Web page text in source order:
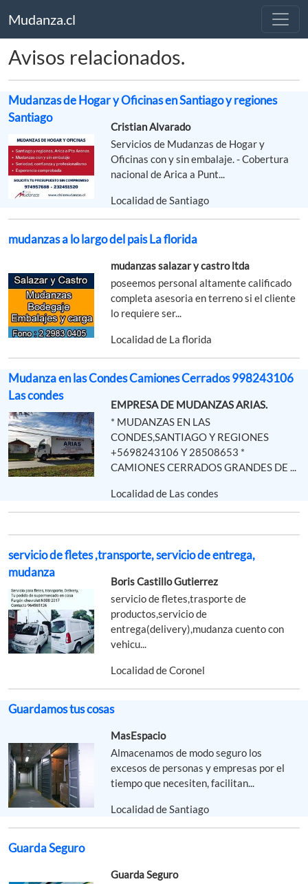
Mudanza.cl
Avisos relacionados.
Mudanzas de Hogar y Oficinas en Santiago y regiones
Santiago
Cristian Alvarado
Servicios de Mudanzas de Hogar y
Oficinas con y sin embalaje. - Cobertura
nacional de Arica a Punt...
Localidad de Santiago
mudanzas a lo largo del pais La florida
mudanzas salazar y castro ltda
poseemos personal altamente calificado
completa asesoria en terreno si el cliente
lo requiere ser...
Localidad de La florida
Mudanza en las Condes Camiones Cerrados 998243106
Las condes
EMPRESA DE MUDANZAS ARIAS.
* MUDANZAS EN LAS
CONDES,SANTIAGO Y REGIONES
+5698243106 Y 28508653 *
CAMIONES CERRADOS GRANDES DE ...
Localidad de Las condes
servicio de fletes ,transporte, servicio de entrega,
mudanza
Boris Castillo Gutierrez
servicio de fletes,trasporte de
productos,servicio de
entrega(delivery),mudanza cuento con
vehicu...
Localidad de Coronel
Guardamos tus cosas
MasEspacio
Almacenamos de modo seguro los
excesos de personas y empresas por el
tiempo que necesiten, facilitan...
Localidad de Santiago
Guarda Seguro
Guarda Seguro